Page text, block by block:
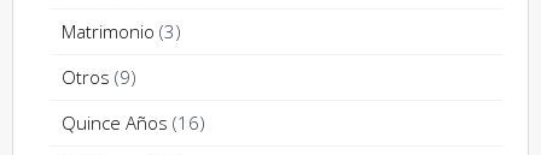
Matrimonio (3)
Otros (9)
Quince Años (16)